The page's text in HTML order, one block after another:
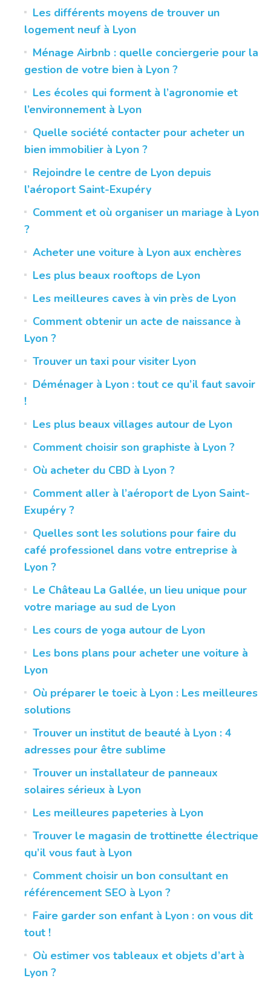
Les différents moyens de trouver un
logement neuf à Lyon
Ménage Airbnb : quelle conciergerie pour la
gestion de votre bien à Lyon ?
Les écoles qui forment à l’agronomie et
l’environnement à Lyon
Quelle société contacter pour acheter un
bien immobilier à Lyon ?
Rejoindre le centre de Lyon depuis
l’aéroport Saint-Exupéry
Comment et où organiser un mariage à Lyon
?
Acheter une voiture à Lyon aux enchères
Les plus beaux rooftops de Lyon
Les meilleures caves à vin près de Lyon
Comment obtenir un acte de naissance à
Lyon ?
Trouver un taxi pour visiter Lyon
Déménager à Lyon : tout ce qu’il faut savoir
!
Les plus beaux villages autour de Lyon
Comment choisir son graphiste à Lyon ?
Où acheter du CBD à Lyon ?
Comment aller à l’aéroport de Lyon Saint-
Exupéry ?
Quelles sont les solutions pour faire du
café professionel dans votre entreprise à
Lyon ?
Le Château La Gallée, un lieu unique pour
votre mariage au sud de Lyon
Les cours de yoga autour de Lyon
Les bons plans pour acheter une voiture à
Lyon
Où préparer le toeic à Lyon : Les meilleures
solutions
Trouver un institut de beauté à Lyon : 4
adresses pour être sublime
Trouver un installateur de panneaux
solaires sérieux à Lyon
Les meilleures papeteries à Lyon
Trouver le magasin de trottinette électrique
qu’il vous faut à Lyon
Comment choisir un bon consultant en
référencement SEO à Lyon ?
Faire garder son enfant à Lyon : on vous dit
tout !
Où estimer vos tableaux et objets d’art à
Lyon ?